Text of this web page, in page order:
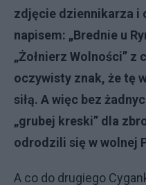
zdjęcie dziennikarza i
napisem: „Brednie u
„Żołnierz Wolności” z
oczywisty znak, że tę
siłą. A więc bez
„grubej kreski” dla
odrodzili się w wolnej
A co do drugiego